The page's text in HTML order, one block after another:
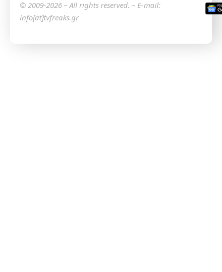
© 2009-2026 – All rights reserved. – E-mail:
info[at]tvfreaks.gr